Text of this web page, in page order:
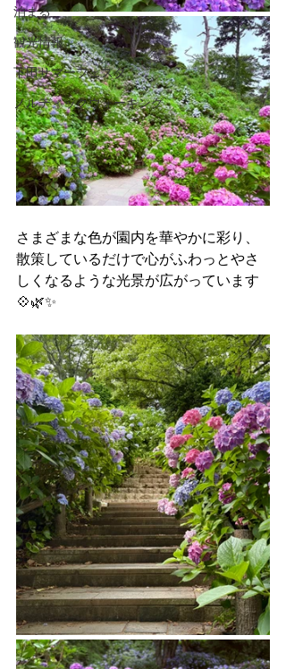
泊まる
観光情報
下田サマーフェスタ
ノルディックウォーキング
さまざまな色が園内を華やかに彩り、
散策しているだけで心がふわっとやさ
しくなるような光景が広がっています
💠🌿✨